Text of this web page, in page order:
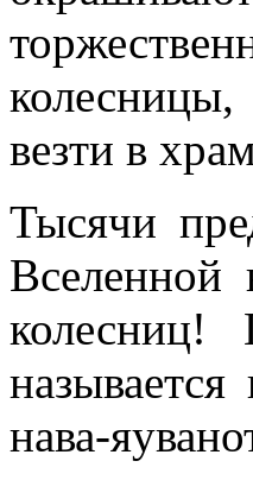
везти в
Тысячи
Вселенной
колесниц!
нава-